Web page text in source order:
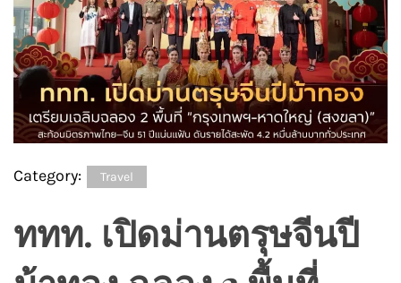
Category: Travel
ททท. เปิดม่านตรุษจีนปี